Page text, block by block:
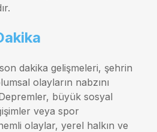
dakika gelişmeleri, şehrin
olayların nabzını
büyük sosyal
veya spor
olaylar, yerel halkın ve